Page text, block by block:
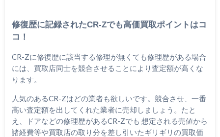
修復歴に記録されたCR-Zでも高価買取ポイントはコ
コ！
CR-Zに修復歴に該当する修理が無くても修理歴がある場合
には、買取店同士を競合させることにより査定額が高くな
ります。
人気のあるCR-Zはどの業者も欲しいです。競合させ、一番
高い査定額を出してくれた業者に売却しましょう。たと
え、ドアなどの修理歴があるCR-Zでも 想定される売値から
諸経費等や買取店の取り分を差し引いたギリギリの買取価